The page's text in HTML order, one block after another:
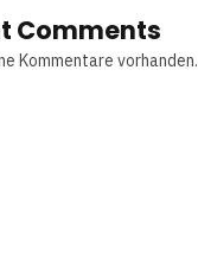
Comments
Kommentare vorhanden.